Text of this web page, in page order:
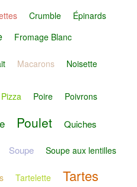
Crumble Épinards
Fromage Blanc
Macarons Noisette
Pizza Poire Poivrons
Poulet Quiches
Soupe Soupe aux lentilles
Tartelette Tartes